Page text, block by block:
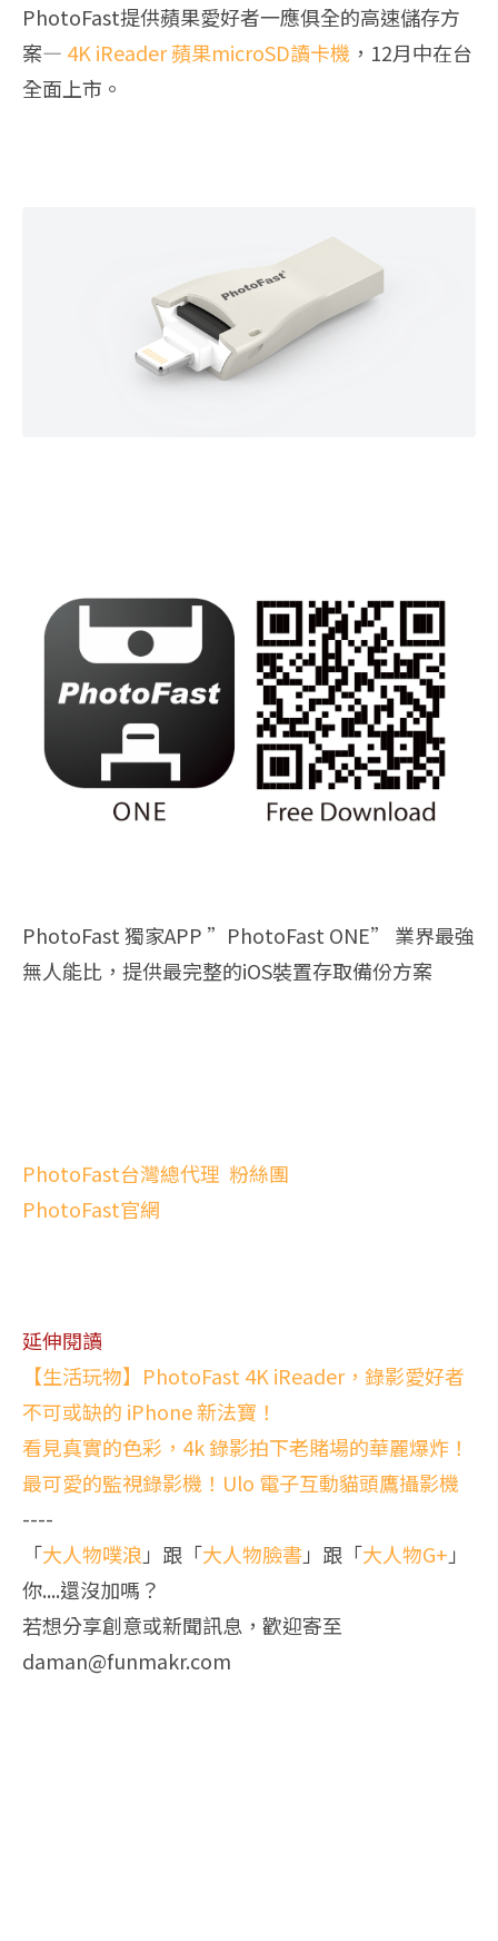
PhotoFast提供蘋果愛好者一應俱全的高速儲存方
案— 4K iReader 蘋果microSD讀卡機 ，12月中在台
全面上市。
PhotoFast 獨家APP ”PhotoFast ONE” 業界最強
無人能比，提供最完整的iOS裝置存取備份方案
PhotoFast台灣總代理 粉絲團
PhotoFast官網
延伸閱讀
【生活玩物】PhotoFast 4K iReader，錄影愛好者
不可或缺的 iPhone 新法寶！
看見真實的色彩，4k 錄影拍下老賭場的華麗爆炸！
最可愛的監視錄影機！Ulo 電子互動貓頭鷹攝影機
----
「大人物噗浪 」跟「大人物臉書」跟「大人物G+ 」
你....還沒加嗎？
若想分享創意或新聞訊息，歡迎寄至
daman@funmakr.com